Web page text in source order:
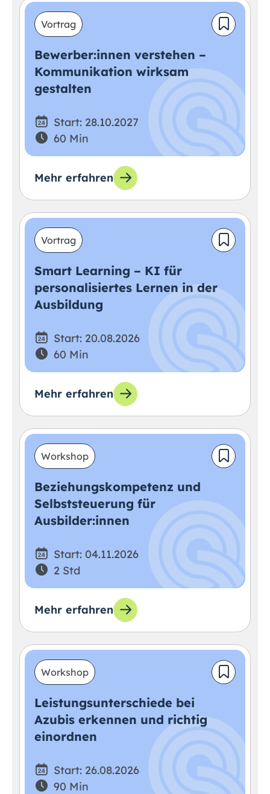
Vortrag
Bewerber:innen verstehen –
Kommunikation wirksam
gestalten
Start: 28.10.2027
60 Min
Mehr erfahren
Vortrag
Smart Learning – KI für
personalisiertes Lernen in der
Ausbildung
Start: 20.08.2026
60 Min
Mehr erfahren
Workshop
Beziehungskompetenz und
Selbststeuerung für
Ausbilder:innen
Start: 04.11.2026
2 Std
Mehr erfahren
Workshop
Leistungsunterschiede bei
Azubis erkennen und richtig
einordnen
Start: 26.08.2026
90 Min